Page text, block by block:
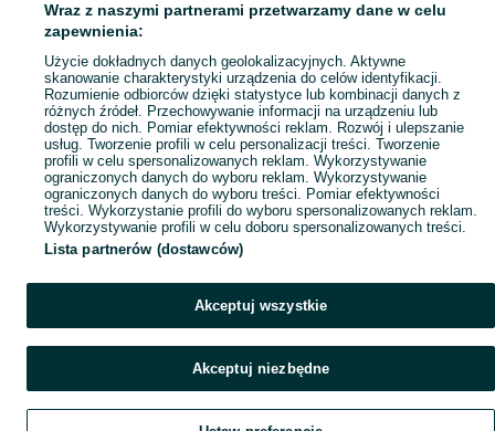
Mapa ministron
Popularne wyszukiwania
Wraz z naszymi partnerami przetwarzamy dane w celu
zapewnienia:
Użycie dokładnych danych geolokalizacyjnych. Aktywne
skanowanie charakterystyki urządzenia do celów identyfikacji.
Rozumienie odbiorców dzięki statystyce lub kombinacji danych z
różnych źródeł. Przechowywanie informacji na urządzeniu lub
dostęp do nich. Pomiar efektywności reklam. Rozwój i ulepszanie
usług. Tworzenie profili w celu personalizacji treści. Tworzenie
profili w celu spersonalizowanych reklam. Wykorzystywanie
ograniczonych danych do wyboru reklam. Wykorzystywanie
ograniczonych danych do wyboru treści. Pomiar efektywności
treści. Wykorzystanie profili do wyboru spersonalizowanych reklam.
Wykorzystywanie profili w celu doboru spersonalizowanych treści.
Lista partnerów (dostawców)
Akceptuj wszystkie
Akceptuj niezbędne